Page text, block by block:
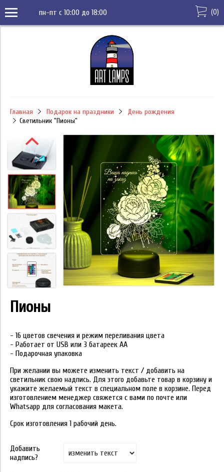
пн-пт с 10:00 до 18:00 (0)
Главная Подарок на праздники
День рождения
Светильник "Пионы"
Пионы
- 16 цветов свечения и режим переливания цвета
- Работает от USB или 3 батареек АА
- Подарочная упаковка
При желании вы можете изменить текст / добавить на
светильник свою надпись. Для этого добавьте товар в корзину и
укажите желаемый текст в специальном поле в корзине. Перед
изготовлением менеджер свяжется с вами по почте или
Whatsapp для согласования макета.
Срок изготовления 1 рабочий день.
Добавить
надпись?